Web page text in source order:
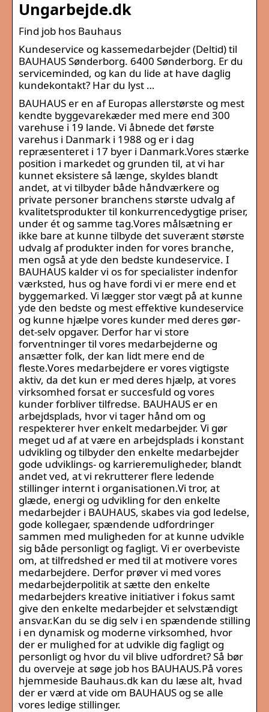
Ungarbejde.dk
Find job hos Bauhaus
Kundeservice og kassemedarbejder (Deltid) til
BAUHAUS Sønderborg. 6400 Sønderborg. Er du
serviceminded, og kan du lide at have daglig
kundekontakt? Har du lyst …
BAUHAUS er en af Europas allerstørste og mest
kendte byggevarekæder med mere end 300
varehuse i 19 lande. Vi åbnede det første
varehus i Danmark i 1988 og er i dag
repræsenteret i 17 byer i Danmark.Vores stærke
position i markedet og grunden til, at vi har
kunnet eksistere så længe, skyldes blandt
andet, at vi tilbyder både håndværkere og
private personer branchens største udvalg af
kvalitetsprodukter til konkurrencedygtige priser,
under ét og samme tag.Vores målsætning er
ikke bare at kunne tilbyde det suverænt største
udvalg af produkter inden for vores branche,
men også at yde den bedste kundeservice. I
BAUHAUS kalder vi os for specialister indenfor
værksted, hus og have fordi vi er mere end et
byggemarked. Vi lægger stor vægt på at kunne
yde den bedste og mest effektive kundeservice
og kunne hjælpe vores kunder med deres gør-
det-selv opgaver. Derfor har vi store
forventninger til vores medarbejderne og
ansætter folk, der kan lidt mere end de
fleste.Vores medarbejdere er vores vigtigste
aktiv, da det kun er med deres hjælp, at vores
virksomhed forsat er succesfuld og vores
kunder forbliver tilfredse. BAUHAUS er en
arbejdsplads, hvor vi tager hånd om og
respekterer hver enkelt medarbejder. Vi gør
meget ud af at være en arbejdsplads i konstant
udvikling og tilbyder den enkelte medarbejder
gode udviklings- og karrieremuligheder, blandt
andet ved, at vi rekrutterer flere ledende
stillinger internt i organisationen.Vi tror, at
glæde, energi og udvikling for den enkelte
medarbejder i BAUHAUS, skabes via god ledelse,
gode kollegaer, spændende udfordringer
sammen med muligheden for at kunne udvikle
sig både personligt og fagligt. Vi er overbeviste
om, at tilfredshed er med til at motivere vores
medarbejdere. Derfor prøver vi med vores
medarbejderpolitik at sætte den enkelte
medarbejders kreative initiativer i fokus samt
give den enkelte medarbejder et selvstændigt
ansvar.Kan du se dig selv i en spændende stilling
i en dynamisk og moderne virksomhed, hvor
der er mulighed for at udvikle dig fagligt og
personligt og hvor du vil blive udfordret? Så bør
du overveje at søge job hos BAUHAUS.På vores
hjemmeside Bauhaus.dk kan du læse alt, hvad
der er værd at vide om BAUHAUS og se alle
vores ledige stillinger.